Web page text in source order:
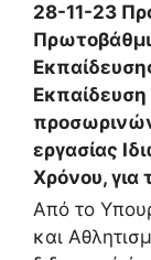
28-11-23
Εκπαίδευση
εργασίας
Χρόνου, για
Από το
και